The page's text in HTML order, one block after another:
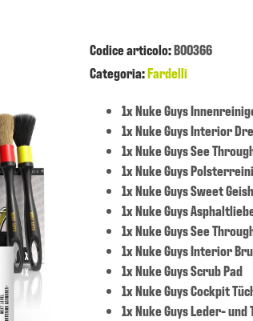
Codice articolo:B00366
Categoria:Fardelli
1x Nuke Guys
1x Nuke Guys Interior
1x Nuke Guys See
1x Nuke Guys
1x Nuke Guys Sweet
1x Nuke Guys
1x Nuke Guys See
1x Nuke Guys Interior
1x Nuke Guys Scrub Pad
1x Nuke Guys Cockpit
1x Nuke Guys Leder-